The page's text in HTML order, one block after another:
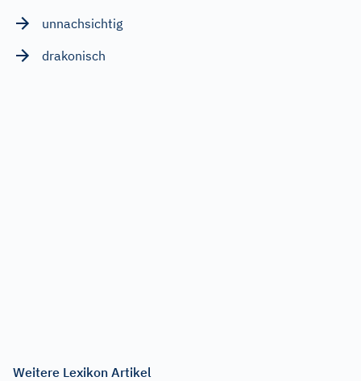
unnachsichtig
drakonisch
Weitere Lexikon Artikel